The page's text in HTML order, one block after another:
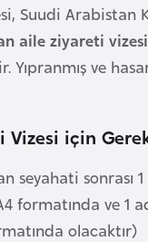
Suudi Arabistan
aile ziyareti vizesi
Yıpranmış ve
için
sonrası
formatında ve
olacaktır)